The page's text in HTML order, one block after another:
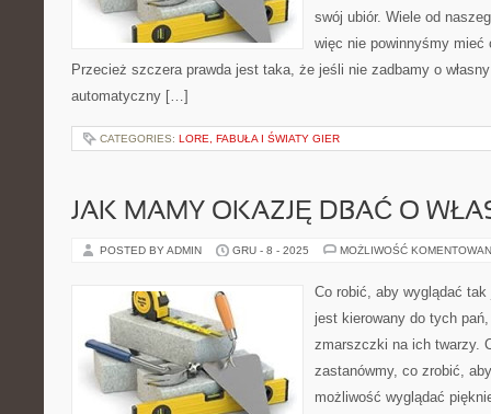
swój ubiór. Wiele od
więc nie powinnyśmy mieć
Przecież szczera prawda jest taka, że jeśli nie zadbamy o
automatyczny […]
CATEGORIES: LORE, FABUŁA I ŚWIATY GIER
JAK MAMY OKAZJĘ DBAĆ O
POSTED BY ADMIN GRU - 8 - 2025 MOŻLIWOŚĆ
Co robić, aby wyglądać tak
jest kierowany do tych
zmarszczki na ich twarzy.
zastanówmy, co zrobić,
możliwość wyglądać